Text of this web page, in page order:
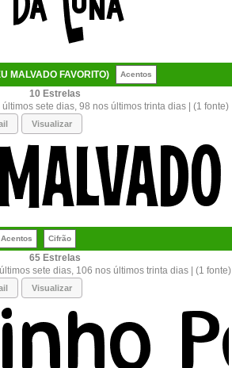
MALVADO FAVORITO) Acentos
10
sete dias, 98 nos últimos trinta dias | (1 fonte)
Visualizar
Acentos Cifrão
65
sete dias, 106 nos últimos trinta dias | (1 fonte)
Visualizar